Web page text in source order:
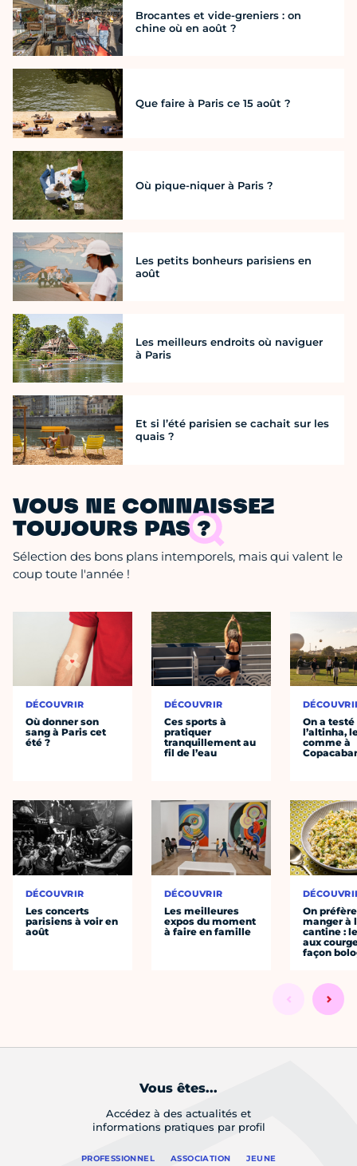
Brocantes et vide-greniers : on
chine où en août ?
Que faire à Paris ce 15 août ?
Où pique-niquer à Paris ?
Les petits bonheurs parisiens en
août
Les meilleurs endroits où naviguer
à Paris
Et si l’été parisien se cachait sur les
quais ?
VOUS NE CONNAISSEZ
TOUJOURS PAS ?
Sélection des bons plans intemporels, mais qui valent le
coup toute l'année !
DÉCOUVRIR
Où donner son
sang à Paris cet
été ?
DÉCOUVRIR
Les concerts
parisiens à voir en
août
DÉCOUVRIR
Ces sports à
pratiquer
tranquillement au
fil de l’eau
DÉCOUVRIR
Les meilleures
expos du moment
à faire en famille
On a testé
l’altinha,
comme à
On préfère
manger à
cantine :
aux
façon
Vous êtes...
Accédez à des actualités et
informations pratiques par profil
PROFESSIONNEL ASSOCIATION JEUNE